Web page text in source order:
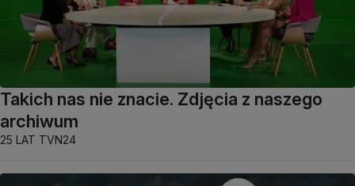
Takich nas nie znacie. Zdjęcia z naszego
archiwum
25 LAT TVN24